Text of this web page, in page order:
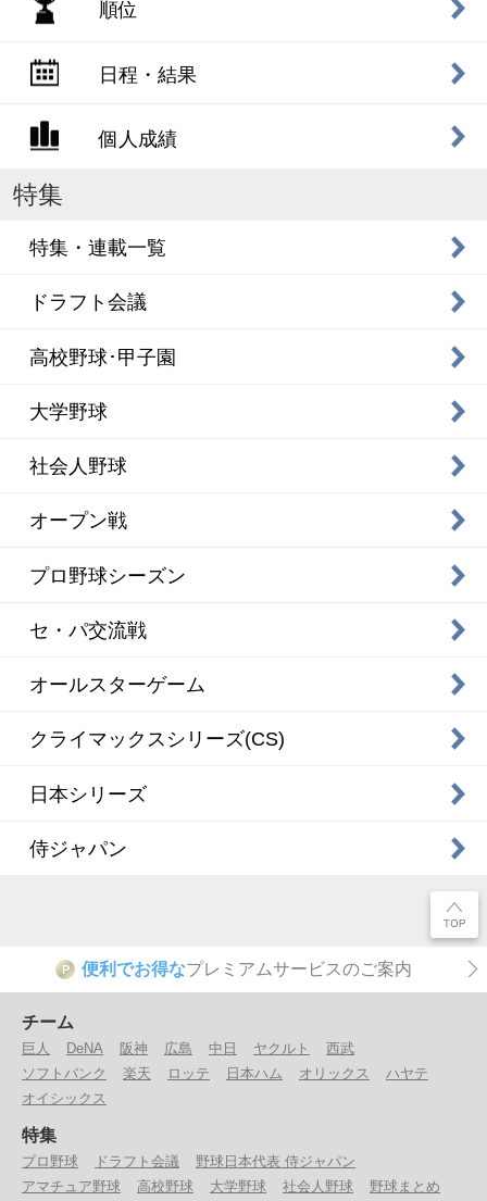
順位
日程・結果
個人成績
特集
特集・連載一覧
ドラフト会議
高校野球･甲子園
大学野球
社会人野球
オープン戦
プロ野球シーズン
セ・パ交流戦
オールスターゲーム
クライマックスシリーズ(CS)
日本シリーズ
侍ジャパン
P 便利でお得なプレミアムサービスのご案内
チーム
巨人 DeNA 阪神 広島 中日 ヤクルト
西武
ソフトバンク
楽天 ロッテ 日本ハム オリックス
ハヤテ
オイシックス
特集
プロ野球 ドラフト会議
野球日本代表 侍ジャパン
アマチュア野球
高校野球 大学野球 社会人野球 野球まとめ